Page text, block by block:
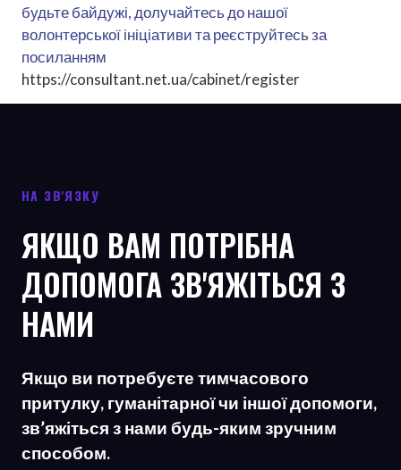
будьте байдужі, долучайтесь до нашої
волонтерської ініціативи та реєструйтесь за
посиланням
https://consultant.net.ua/cabinet/register
НА ЗВ'ЯЗКУ
ЯКЩО ВАМ ПОТРІБНА
ДОПОМОГА ЗВ'ЯЖІТЬСЯ З
НАМИ
Якщо ви потребуєте тимчасового
притулку, гуманітарної чи іншої допомоги,
зв’яжіться з нами будь-яким зручним
способом.